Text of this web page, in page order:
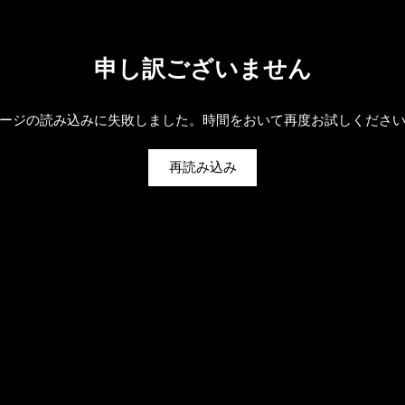
申し訳ございません
ジの読み込みに失敗しました。時間をおいて再度お試しくださ
再読み込み